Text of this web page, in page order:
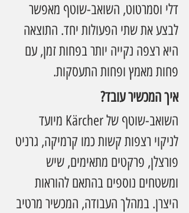
דלי וסמרטוט, השואב-שוטף מאפשר
לבצע את שתי הפעולות יחד. התוצאה
היא רצפה נקייה יותר בפחות זמן, עם
פחות מאמץ ופחות התעסקות.
איך המכשיר עובד?
השואב-שוטף של Kärcher מיועד
לניקוי רצפות קשות כמו קרמיקה, גרניט
פורצלן, פרקטים מתאימים, שיש
ומשטחים נוספים בהתאם להוראות
היצרן. במהלך העבודה, המכשיר מרטיב